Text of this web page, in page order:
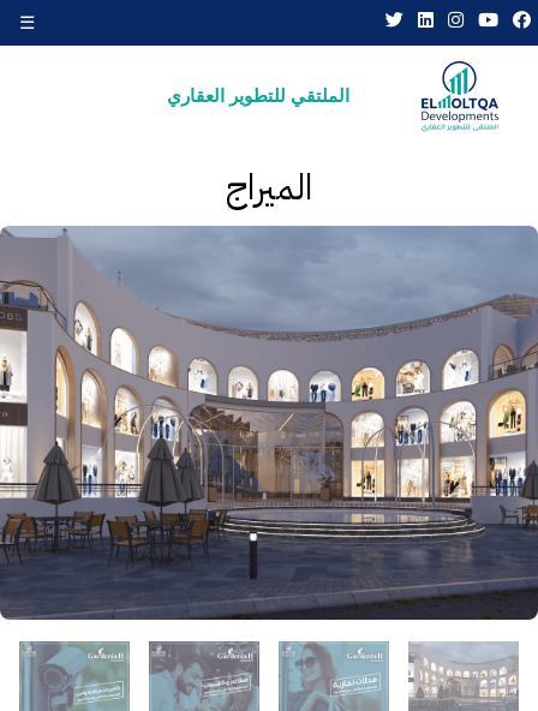
☰
الملتقي للتطوير العقاري
×
الميراج